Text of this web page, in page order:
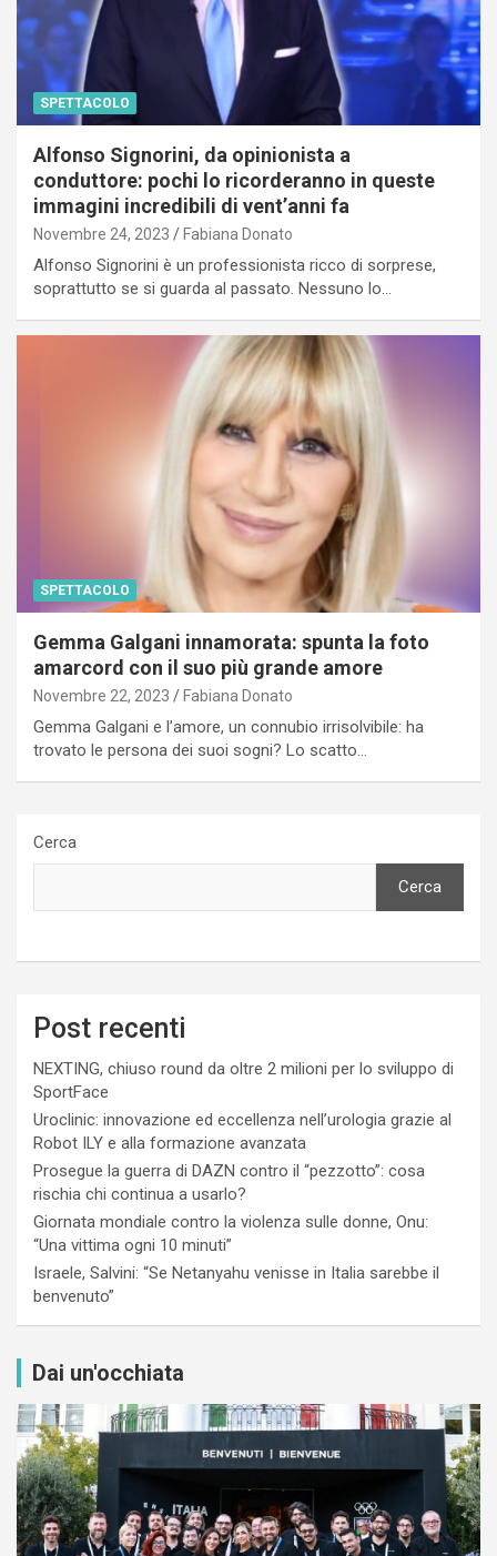
SPETTACOLO
Alfonso Signorini, da opinionista a
conduttore: pochi lo ricorderanno in queste
immagini incredibili di vent’anni fa
Novembre 24, 2023 Fabiana Donato
Alfonso Signorini è un professionista ricco di sorprese,
soprattutto se si guarda al passato. Nessuno lo…
SPETTACOLO
Gemma Galgani innamorata: spunta la foto
amarcord con il suo più grande amore
Novembre 22, 2023 Fabiana Donato
Gemma Galgani e l’amore, un connubio irrisolvibile: ha
trovato le persona dei suoi sogni? Lo scatto…
Cerca
Cerca
Post recenti
NEXTING, chiuso round da oltre 2 milioni per lo sviluppo di
SportFace
Uroclinic: innovazione ed eccellenza nell’urologia grazie al
Robot ILY e alla formazione avanzata
Prosegue la guerra di DAZN contro il “pezzotto”: cosa
rischia chi continua a usarlo?
Giornata mondiale contro la violenza sulle donne, Onu:
“Una vittima ogni 10 minuti”
Israele, Salvini: “Se Netanyahu venisse in Italia sarebbe il
benvenuto”
Dai un'occhiata